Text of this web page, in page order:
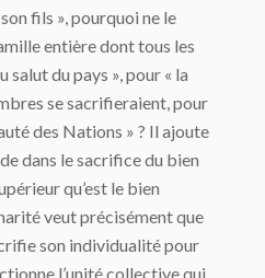
fils », pourquoi ne le
entière dont tous les
salut du pays », pour « la
se sacrifieraient, pour
des Nations » ? Il ajoute
dans le sacrifice du bien
qu’est le bien
veut précisément que
son individualité pour
l’unité collective qui,